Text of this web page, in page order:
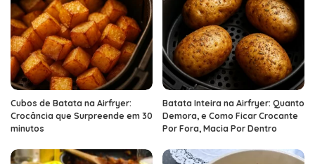
Cubos de Batata na Airfryer:
Crocância que Surpreende em 30
minutos
Batata Inteira na Airfryer: Quanto
Demora, e Como Ficar Crocante
Por Fora, Macia Por Dentro